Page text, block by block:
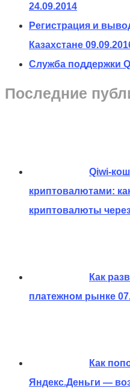
24.09.2014
Регистрация и
Казахстане
Служба поддержки
Последние
Qiwi-
криптовалютами:
криптовалюты
Как
платежном рынке
Как
Яндекс.Деньги —